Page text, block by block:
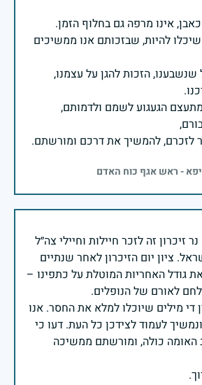
להיות, שבזכותם אנו ממשיכים
הזכות להגן על עצמנו,
הגעגוע לשמם ולדמותם,
לזכרם, להמשיך את דרכם ומורשתם.
- ראש אגף כוח האדם
זיכרון זה לזכר חיילות וחיילי צה״ל
ציון יום הזיכרון לאחר שנתיים
גודל האחריות המוטלת על כתפינו –
די מילים שיוכלו למלא את החסר. אנו
לעמוד לצידכן כל העת. דעו כי
האומה כולה, ומורשתם ממשיכה